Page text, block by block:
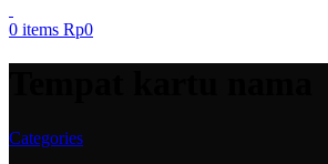
0 items Rp0
Categories